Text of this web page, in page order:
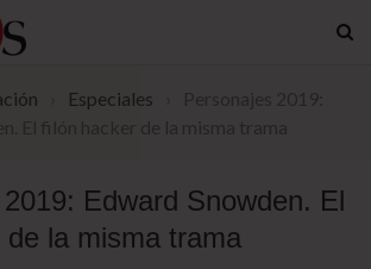
Especiales
Edward Snowden. El
la misma trama